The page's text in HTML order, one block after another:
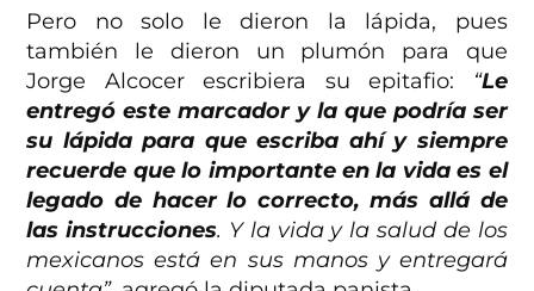
Pero no solo le dieron la lápida, pues
también le dieron un plumón para que
Jorge Alcocer escribiera su epitafio:
“Le
entregó este marcador y la que podría ser
su lápida para que escriba ahí y siempre
recuerde que lo importante en la vida es el
legado de hacer lo correcto, más allá de
las instrucciones. Y la vida y la salud de los
mexicanos está en sus manos y entregará